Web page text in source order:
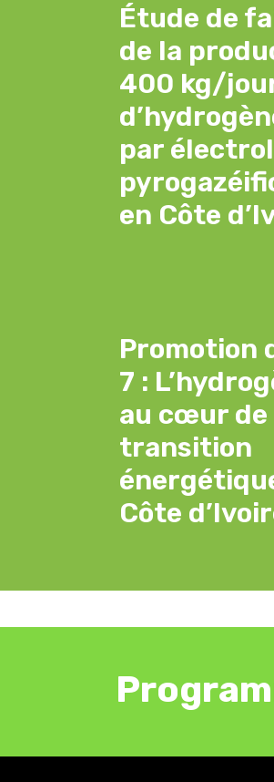
Étude de
de la
400 kg/
par
en Côte
Promotion
7 :
au cœur de
transition
Côte